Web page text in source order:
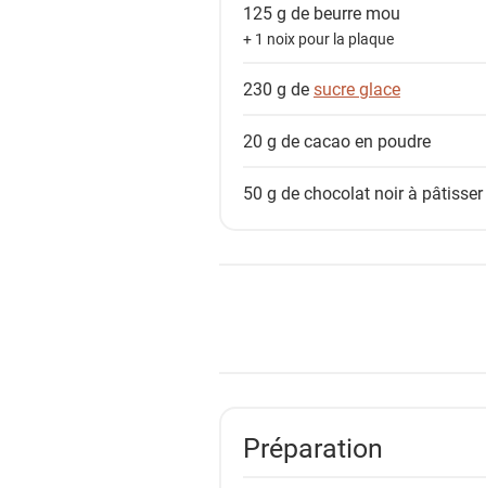
125 g de beurre mou
+ 1 noix pour la plaque
230 g desucre glace
20 g decacao en poudre
50 g dechocolat noir à pâtisser
Préparation